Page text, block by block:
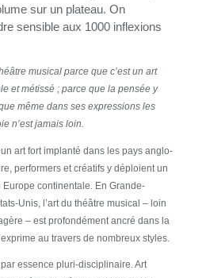
sur un plateau. On
sensible aux 1000 inflexions
musical parce que c’est un art
et métissé ; parce que la pensée y
même dans ses expressions les
n’est jamais loin.
art fort implanté dans les pays anglo-
performers et créatifs y déploient un
continentale. En Grande-
Unis, l’art du théâtre musical – loin
– est profondément ancré dans la
au travers de nombreux styles.
essence pluri-disciplinaire. Art